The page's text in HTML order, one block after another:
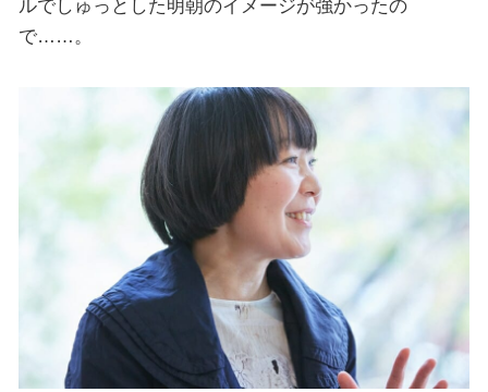
ルでしゅっとした明朝のイメージが強かったの
で……。